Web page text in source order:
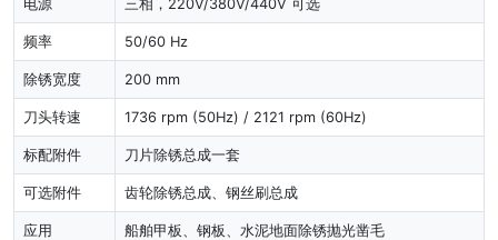
电源 三相，220V/380V/440V 可选
频率 50/60 Hz
除锈宽度 200 mm
刀头转速 1736 rpm (50Hz) / 2121 rpm (60Hz)
标配附件 刀片除锈总成一套
可选附件 齿轮除锈总成、钢丝刷总成
应用 船舶甲板、钢板、水泥地面除锈抛光凿毛